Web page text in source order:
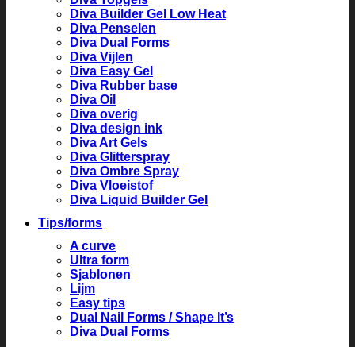
Diva Builder Gel Low Heat
Diva Penselen
Diva Dual Forms
Diva Vijlen
Diva Easy Gel
Diva Rubber base
Diva Oil
Diva overig
Diva design ink
Diva Art Gels
Diva Glitterspray
Diva Ombre Spray
Diva Vloeistof
Diva Liquid Builder Gel
Tips/forms
A curve
Ultra form
Sjablonen
Lijm
Easy tips
Dual Nail Forms / Shape It’s
Diva Dual Forms